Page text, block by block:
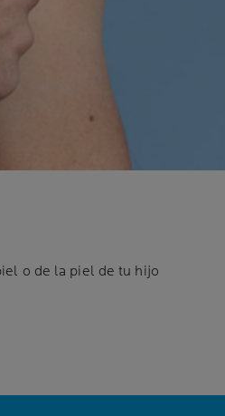
o de la piel de tu hijo